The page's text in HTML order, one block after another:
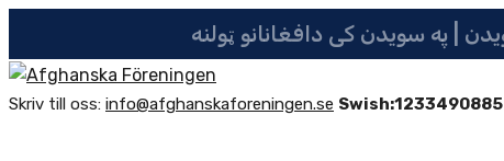
Skriv till oss: info@afghanskaforeningen.se Swish:1233490885